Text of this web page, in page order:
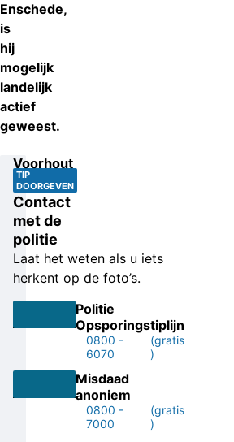
Enschede,
is
hij
mogelijk
landelijk
actief
geweest.
TIP
DOORGEVEN
Contact
met de
politie
Laat het weten als u iets
herkent op de foto’s.
Politie
Opsporingstiplijn
0800 -
6070
(gratis
)
Misdaad
anoniem
0800 -
7000
(gratis
)
Voorhout